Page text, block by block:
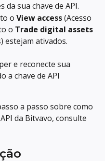
da sua chave de API.
o View access (Acesso
o Trade digital assets
estejam ativados.
e reconecte sua
a chave de API
a passo sobre como
da Bitvavo, consulte